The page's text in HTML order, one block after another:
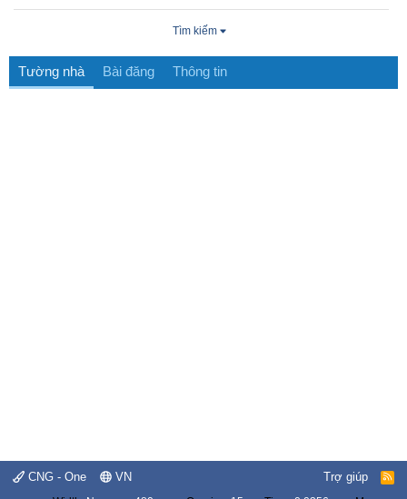
Tìm kiếm
Tường nhà Bài đăng Thông tin
CNG - One VN Trợ giúp
R